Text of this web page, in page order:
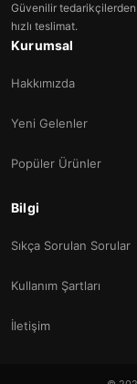
Güvenilir
hızlı teslimat.
Kurumsal
Hakkımızda
Yeni Gelenler
Popüler Ürünler
Bilgi
Sıkça Sorulan Sorular
Kullanım Şartları
İletişim